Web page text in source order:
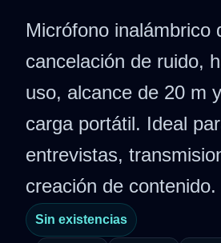
Micrófono inalámbrico
cancelación de ruido,
uso, alcance de 20 m
carga portátil. Ideal
entrevistas,
creación de contenido.
Sin existencias